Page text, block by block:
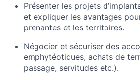
Présenter les projets
et expliquer les avantages
prenantes et les territoires.
Négocier et sécuriser des
emphytéotiques, achats de
passage, servitudes etc.).